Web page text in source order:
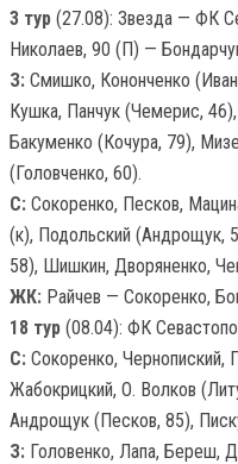
3 тур (27.08): Звезда — ФК
Николаев, 90 (П) —
З: Смишко, Кононченко
Кушка, Панчук (Чемерис,
Бакуменко (Кочура, 79),
(Головченко, 60).
С: Сокоренко, Песков,
(к), Подольский (Андрощук,
58), Шишкин, Дворяненко,
ЖК: Райчев — Сокоренко,
18 тур (08.04): ФК
С: Сокоренко, Чернопиский,
Жабокрицкий, О. Волков
Андрощук (Песков, 85),
З: Головенко, Лапа, Береш,